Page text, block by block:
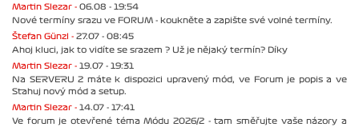
Martin Slezar - 06.08 - 19:54
Nové termíny srazu ve FORUM - koukněte a zapište své volné termíny.
Štefan Günzl - 27.07 - 08:45
Ahoj kluci, jak to vidíte se srazem ? Už je nějaký termín? Díky
Martin Slezar - 19.07 - 19:31
Na SERVERU 2 máte k dispozici upravený mód, ve Forum je popis a ve
Stahuj nový mód a setup.
Martin Slezar - 14.07 - 17:41
Ve forum je otevřené téma Módu 2026/2 - tam směřujte vaše názory a